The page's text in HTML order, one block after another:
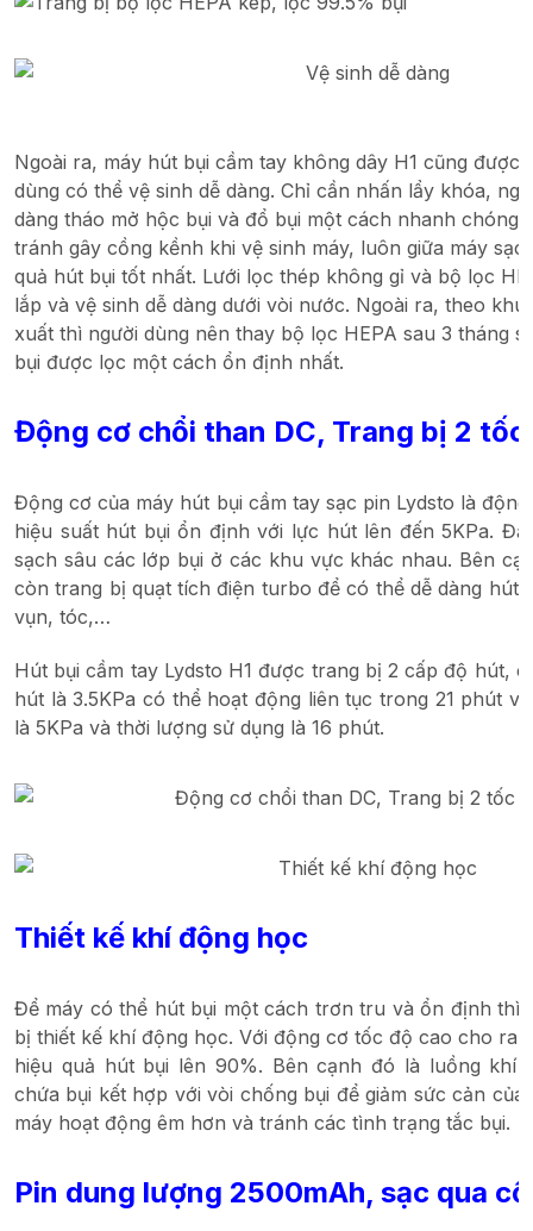
Ngoài ra, máy hút bụi cầm tay không dây H1 cũng được
dùng có thể vệ sinh dễ dàng. Chỉ cần nhấn lẩy khóa,
dàng tháo mở hộc bụi và đổ bụi một cách nhanh chóng.
tránh gây cồng kềnh khi vệ sinh máy, luôn giữa máy
quả hút bụi tốt nhất. Lưới lọc thép không gỉ và bộ lọc
lắp và vệ sinh dễ dàng dưới vòi nước. Ngoài ra, theo
xuất thì người dùng nên thay bộ lọc HEPA sau 3 tháng
bụi được lọc một cách ổn định nhất.
Động cơ chổi than DC, Trang bị 2
Động cơ của máy hút bụi cầm tay sạc pin Lydsto là
hiệu suất hút bụi ổn định với lực hút lên đến 5KPa.
sạch sâu các lớp bụi ở các khu vực khác nhau. Bên
còn trang bị quạt tích điện turbo để có thể dễ dàng hút
vụn, tóc,…
Hút bụi cầm tay Lydsto H1 được trang bị 2 cấp độ hút,
hút là 3.5KPa có thể hoạt động liên tục trong 21 phút
là 5KPa và thời lượng sử dụng là 16 phút.
Thiết kế khí động học
Để máy có thể hút bụi một cách trơn tru và ổn định thì
bị thiết kế khí động học. Với động cơ tốc độ cao cho ra
hiệu quả hút bụi lên 90%. Bên cạnh đó là luồng khí
chứa bụi kết hợp với vòi chống bụi để giảm sức cản
máy hoạt động êm hơn và tránh các tình trạng tắc bụi.
Pin dung lượng 2500mAh, sạc qua